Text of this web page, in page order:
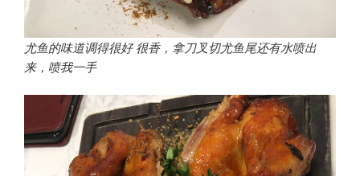
尤鱼的味道调得很好 很香，拿刀叉切尤鱼尾还有水喷出
来，喷我一手